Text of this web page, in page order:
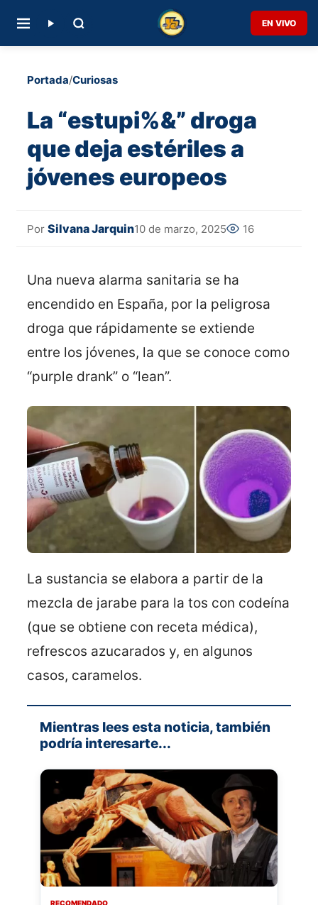
EN VIVO
Portada/Curiosas
La “estupi%&” droga
que deja estériles a
jóvenes europeos
Por Silvana Jarquin10 de marzo, 2025 16
Una nueva alarma sanitaria se ha
encendido en España, por la peligrosa
droga que rápidamente se extiende
entre los jóvenes, la que se conoce como
“purple drank” o “lean”.
La sustancia se elabora a partir de la
mezcla de jarabe para la tos con codeína
(que se obtiene con receta médica),
refrescos azucarados y, en algunos
casos, caramelos.
Mientras lees esta noticia, también
podría interesarte...
RECOMENDADO